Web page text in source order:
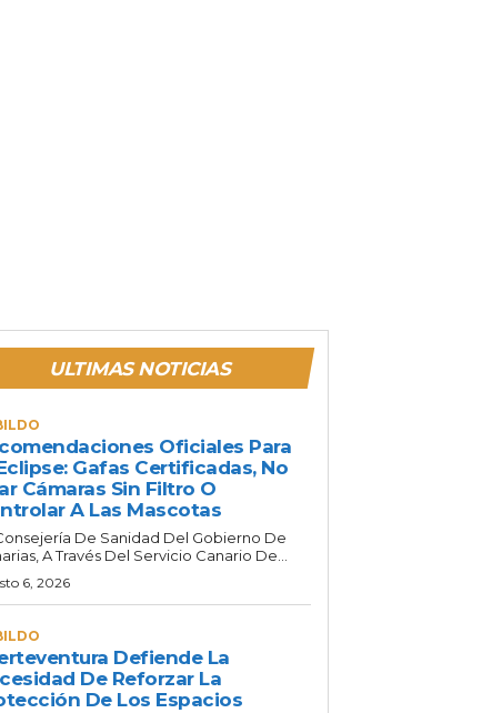
ULTIMAS NOTICIAS
Oficiales Para
Gafas Certificadas, No
Cámaras Sin Filtro O
A Las Mascotas
De Sanidad Del Gobierno De
A Través Del Servicio Canario De...
6, 2026
Defiende La
De Reforzar La
De Los Espacios